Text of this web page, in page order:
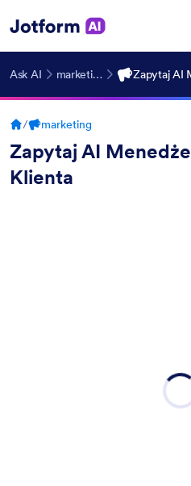
Ask AI marketing
/ marketing
Zapytaj AI
Klienta